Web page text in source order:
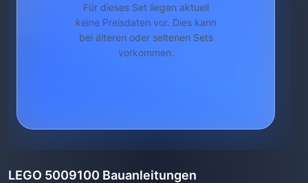
Für dieses Set liegen aktuell
keine Preisdaten vor. Dies kann
bei älteren oder seltenen Sets
vorkommen.
LEGO 5009100 Bauanleitungen